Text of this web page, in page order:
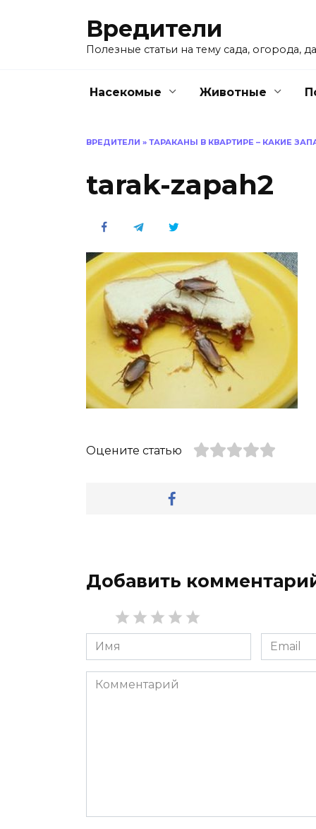
Вредители
Полезные статьи на тему сада, огорода,
Насекомые Животные
ВРЕДИТЕЛИ » ТАРАКАНЫ В КВАРТИРЕ – КАКИЕ
tarak-zapah2
Оцените статью
Добавить
Имя
*
Email
*
Комментарий